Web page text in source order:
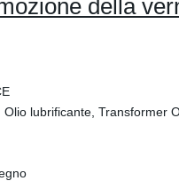
della
Olio lubrificante, Transformer